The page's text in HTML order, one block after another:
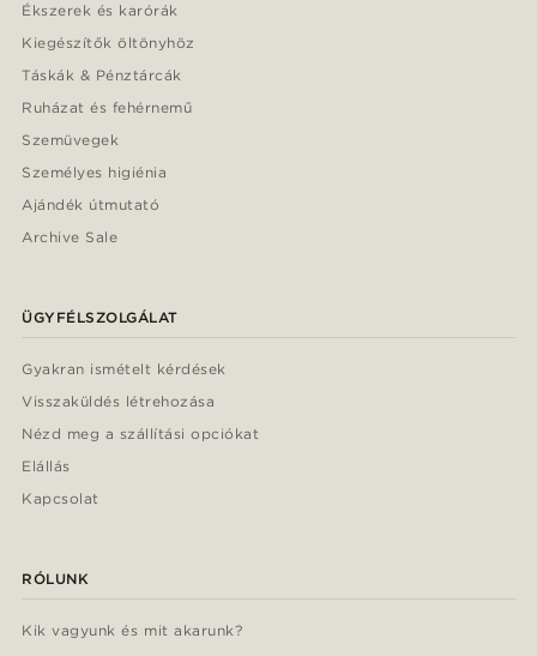
Ékszerek és karórák
Kiegészítők öltönyhöz
Táskák & Pénztárcák
Ruházat és fehérnemű
Szemüvegek
Személyes higiénia
Ajándék útmutató
Archive Sale
ÜGYFÉLSZOLGÁLAT
Gyakran ismételt kérdések
Visszaküldés létrehozása
Nézd meg a szállítási opciókat
Elállás
Kapcsolat
RÓLUNK
Kik vagyunk és mit akarunk?